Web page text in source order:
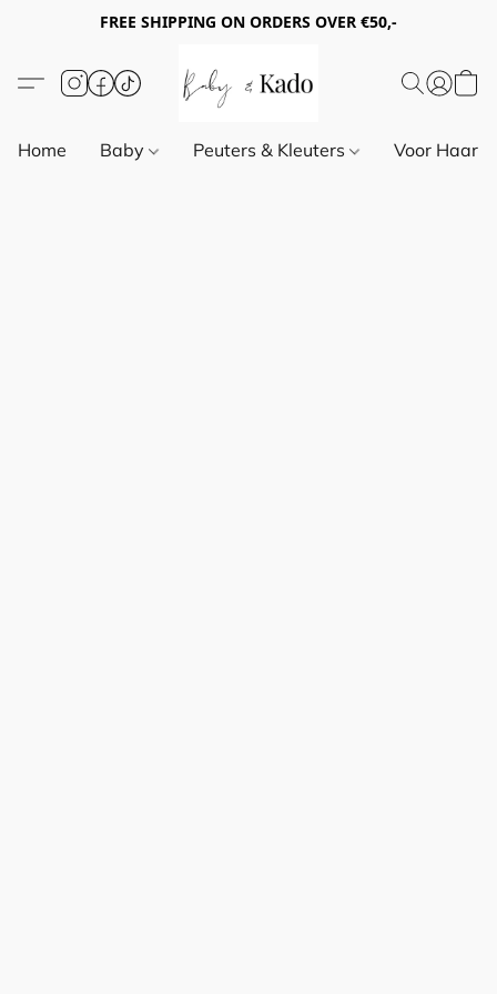
FREE SHIPPING ON ORDERS OVER €50,-
Home Baby Peuters & Kleuters Voor Haar